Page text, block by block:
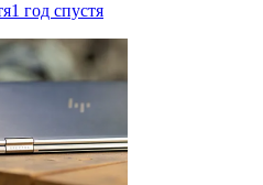
1 год спустя